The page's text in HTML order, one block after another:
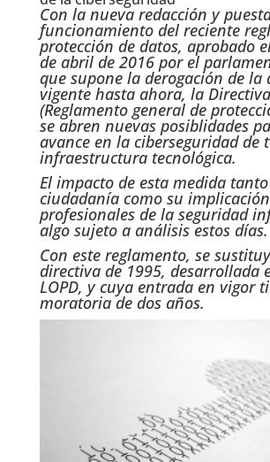
Con la nueva redacción y
funcionamiento del reciente
protección de datos, aprobado
de abril de 2016 por el
que supone la derogación de la
vigente hasta ahora, la
(Reglamento general de
se abren nuevas posiblidades
avance en la ciberseguridad de
infraestructura tecnológica.
El impacto de esta medida
ciudadanía como su
profesionales de la seguridad
algo sujeto a análisis estos días.
Con este reglamento, se
directiva de 1995, desarrollada
LOPD, y cuya entrada en vigor
moratoria de dos años.